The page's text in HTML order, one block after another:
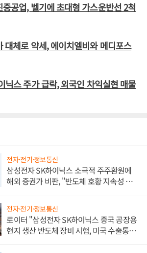
공업, 벨기에 초대형 가스운반선 2척
체로 약세, 에이치엘비와 메디포스
스 주가 급락, 외국인 차익실현 매물
전자·전기·정보통신
삼성전자 SK하이닉스 소극적 주주환원에
해외 증권가 비판, "반도체 호황 지속성 의
전자·전기·정보통신
로이터 "삼성전자 SK하이닉스 중국 공장용
현지 생산 반도체 장비 시험, 미국 수출통제